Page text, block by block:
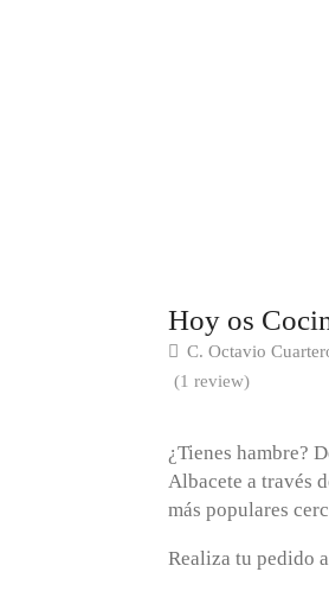
Hoy os
C. Octavio
(1 review)
¿Tienes hambre?
Albacete a través
más populares
Realiza tu pedido